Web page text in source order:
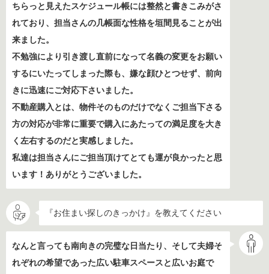
ちらっと見えたスケジュール帳には整然と書きこみがさ
れており、担当さんの几帳面な性格を垣間見ることが出
来ました。
不勉強により引き渡し直前になって名義の変更をお願い
するにいたってしまった際も、嫌な顔ひとつせず、前向
きに迅速にご対応下さいました。
不動産購入とは、物件そのものだけでなくご担当下さる
方の対応が非常に重要で購入にあたっての満足度を大き
く左右するのだと実感しました。
私達は担当さんにご担当頂けてとても運が良かったと思
います！ありがとうございました。
『お住まい探しのきっかけ』を教えてください
なんと言っても南向きの完璧な日当たり、そして夫婦そ
れぞれの希望であった広い駐車スペースと広いお庭で